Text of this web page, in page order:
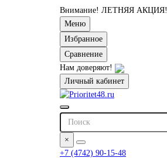
Внимание! ЛЕТНЯЯ АКЦИЯ!
Меню
Избранное
Сравнение
Нам доверяют!
Личный кабинет
×
+7 (4742) 90-15-48